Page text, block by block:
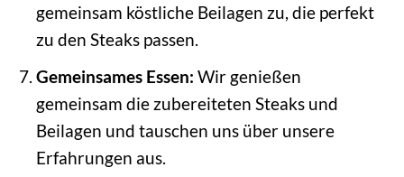
gemeinsam köstliche Beilagen zu, die perfekt
zu den Steaks passen.
Gemeinsames Essen: Wir genießen
gemeinsam die zubereiteten Steaks und
Beilagen und tauschen uns über unsere
Erfahrungen aus.